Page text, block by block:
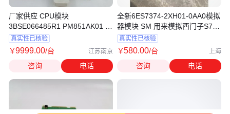
厂家供应 CPU模块
3BSE066485R1 PM851AK01 全
新 现货
真实性已核验
￥9999.00/台 江苏南京
咨询 电话
全新6ES7374-2XH01-0AA0模拟
器模块 SM 用来模拟西门子S7-
300原装
真实性已核验
￥580.00/台 上海
咨询 电话